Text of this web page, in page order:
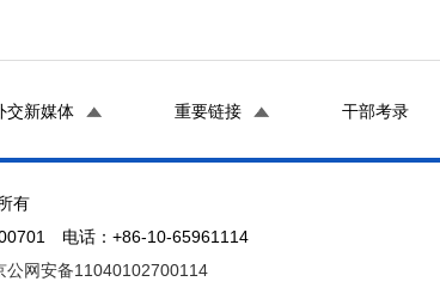
交新媒体 重要链接 干部考录
有
电话：+86-10-65961114
公网安备11040102700114